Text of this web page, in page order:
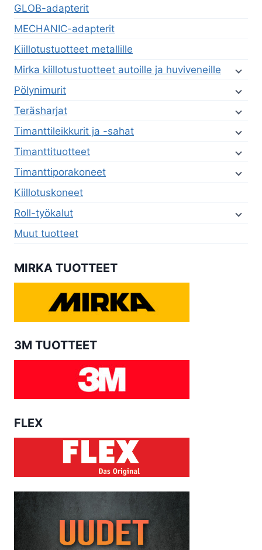
GLOB-adapterit
MECHANIC-adapterit
Kiillotustuotteet metallille
Mirka kiillotustuotteet autoille ja huviveneille
Pölynimurit
Teräsharjat
Timanttileikkurit ja -sahat
Timanttituotteet
Timanttiporakoneet
Kiillotuskoneet
Roll-työkalut
Muut tuotteet
MIRKA TUOTTEET
3M TUOTTEET
FLEX